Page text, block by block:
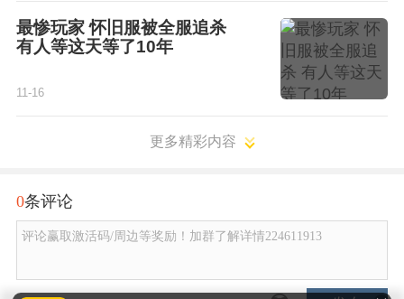
最惨玩家 怀旧服被全服追杀
有人等这天等了10年
11-16
更多精彩内容
0条评论
评论赢取激活码/周边等奖励！加群了解详情224611913